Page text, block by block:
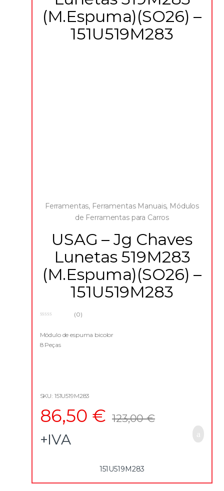
(M.Espuma)(SO26) –
151U519M283
Ferramentas, Ferramentas Manuais, Módulos
de Ferramentas para Carros
USAG – Jg Chaves
Lunetas 519M283
(M.Espuma)(SO26) –
151U519M283
u
o
(0)
Módulo de espuma bicolor
8 Peças
SKU: 151U519M283
86,50 € 123,00€
+IVA
151U519M283